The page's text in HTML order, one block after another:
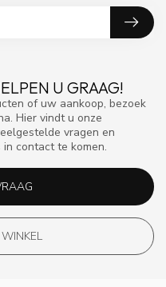
U GRAAG!
of uw aankoop, bezoek
Hier vindt u onze
vragen en
contact te komen.